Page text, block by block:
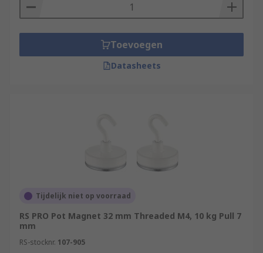
Toevoegen
Datasheets
Tijdelijk niet op voorraad
RS PRO Pot Magnet 32 mm Threaded M4, 10 kg Pull 7
mm
RS-stocknr. 107-905